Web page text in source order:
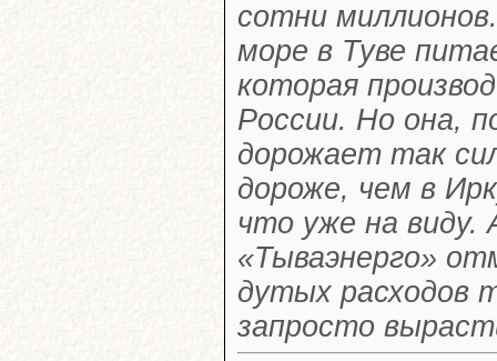
сотни
море в Туве
которая
России. Но она,
дорожает так
дороже, чем в
что уже на виду.
«Тываэнерго»
дутых расходов
запросто